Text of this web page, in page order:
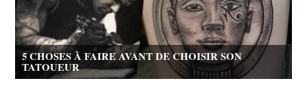
5 CHOSES À FAIRE AVANT DE CHOISIR SON
TATOUEUR